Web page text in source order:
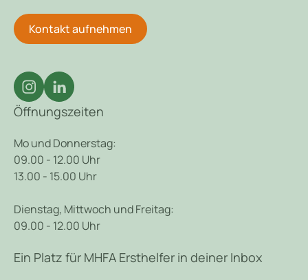
Kontakt aufnehmen
Öffnungszeiten
Mo und Donnerstag:
09.00 - 12.00 Uhr
13.00 - 15.00 Uhr
Dienstag, Mittwoch und Freitag:
09.00 - 12.00 Uhr
Ein Platz für MHFA Ersthelfer in deiner Inbox